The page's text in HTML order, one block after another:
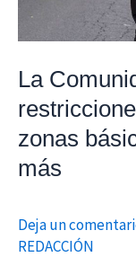
La
zonas
más
Deja un
REDACCIÓN
y
tres
localidades
más